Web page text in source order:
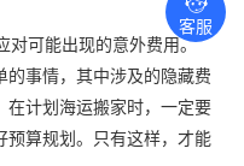
可能出现的意外费用。
的事情，其中涉及的隐藏费
在计划海运搬家时，一定要
预算规划。只有这样，才能
客服